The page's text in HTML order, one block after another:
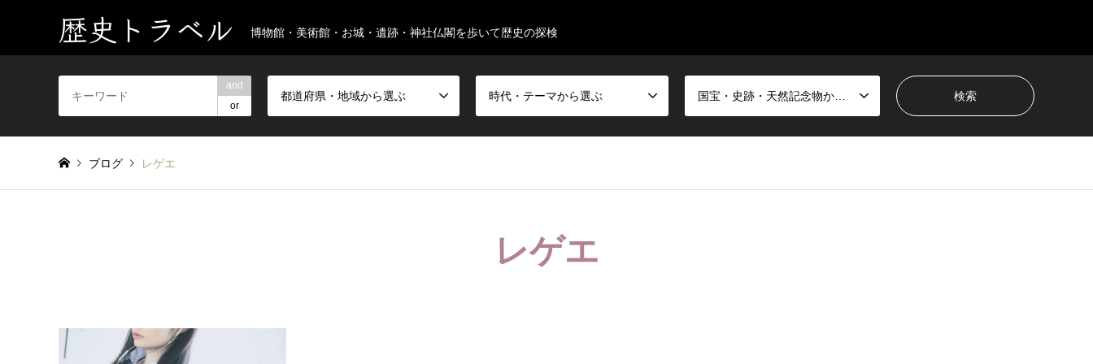
歴史トラベル 博物館・美術館・お城・遺跡・神社仏閣を歩いて歴史の探検
and
or
都道府県・地域から選ぶ 時代・テーマから選ぶ
ブログ レゲエ
レゲエ